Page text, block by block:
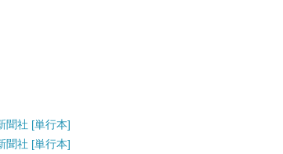
聞社 [単行本]
聞社 [単行本]